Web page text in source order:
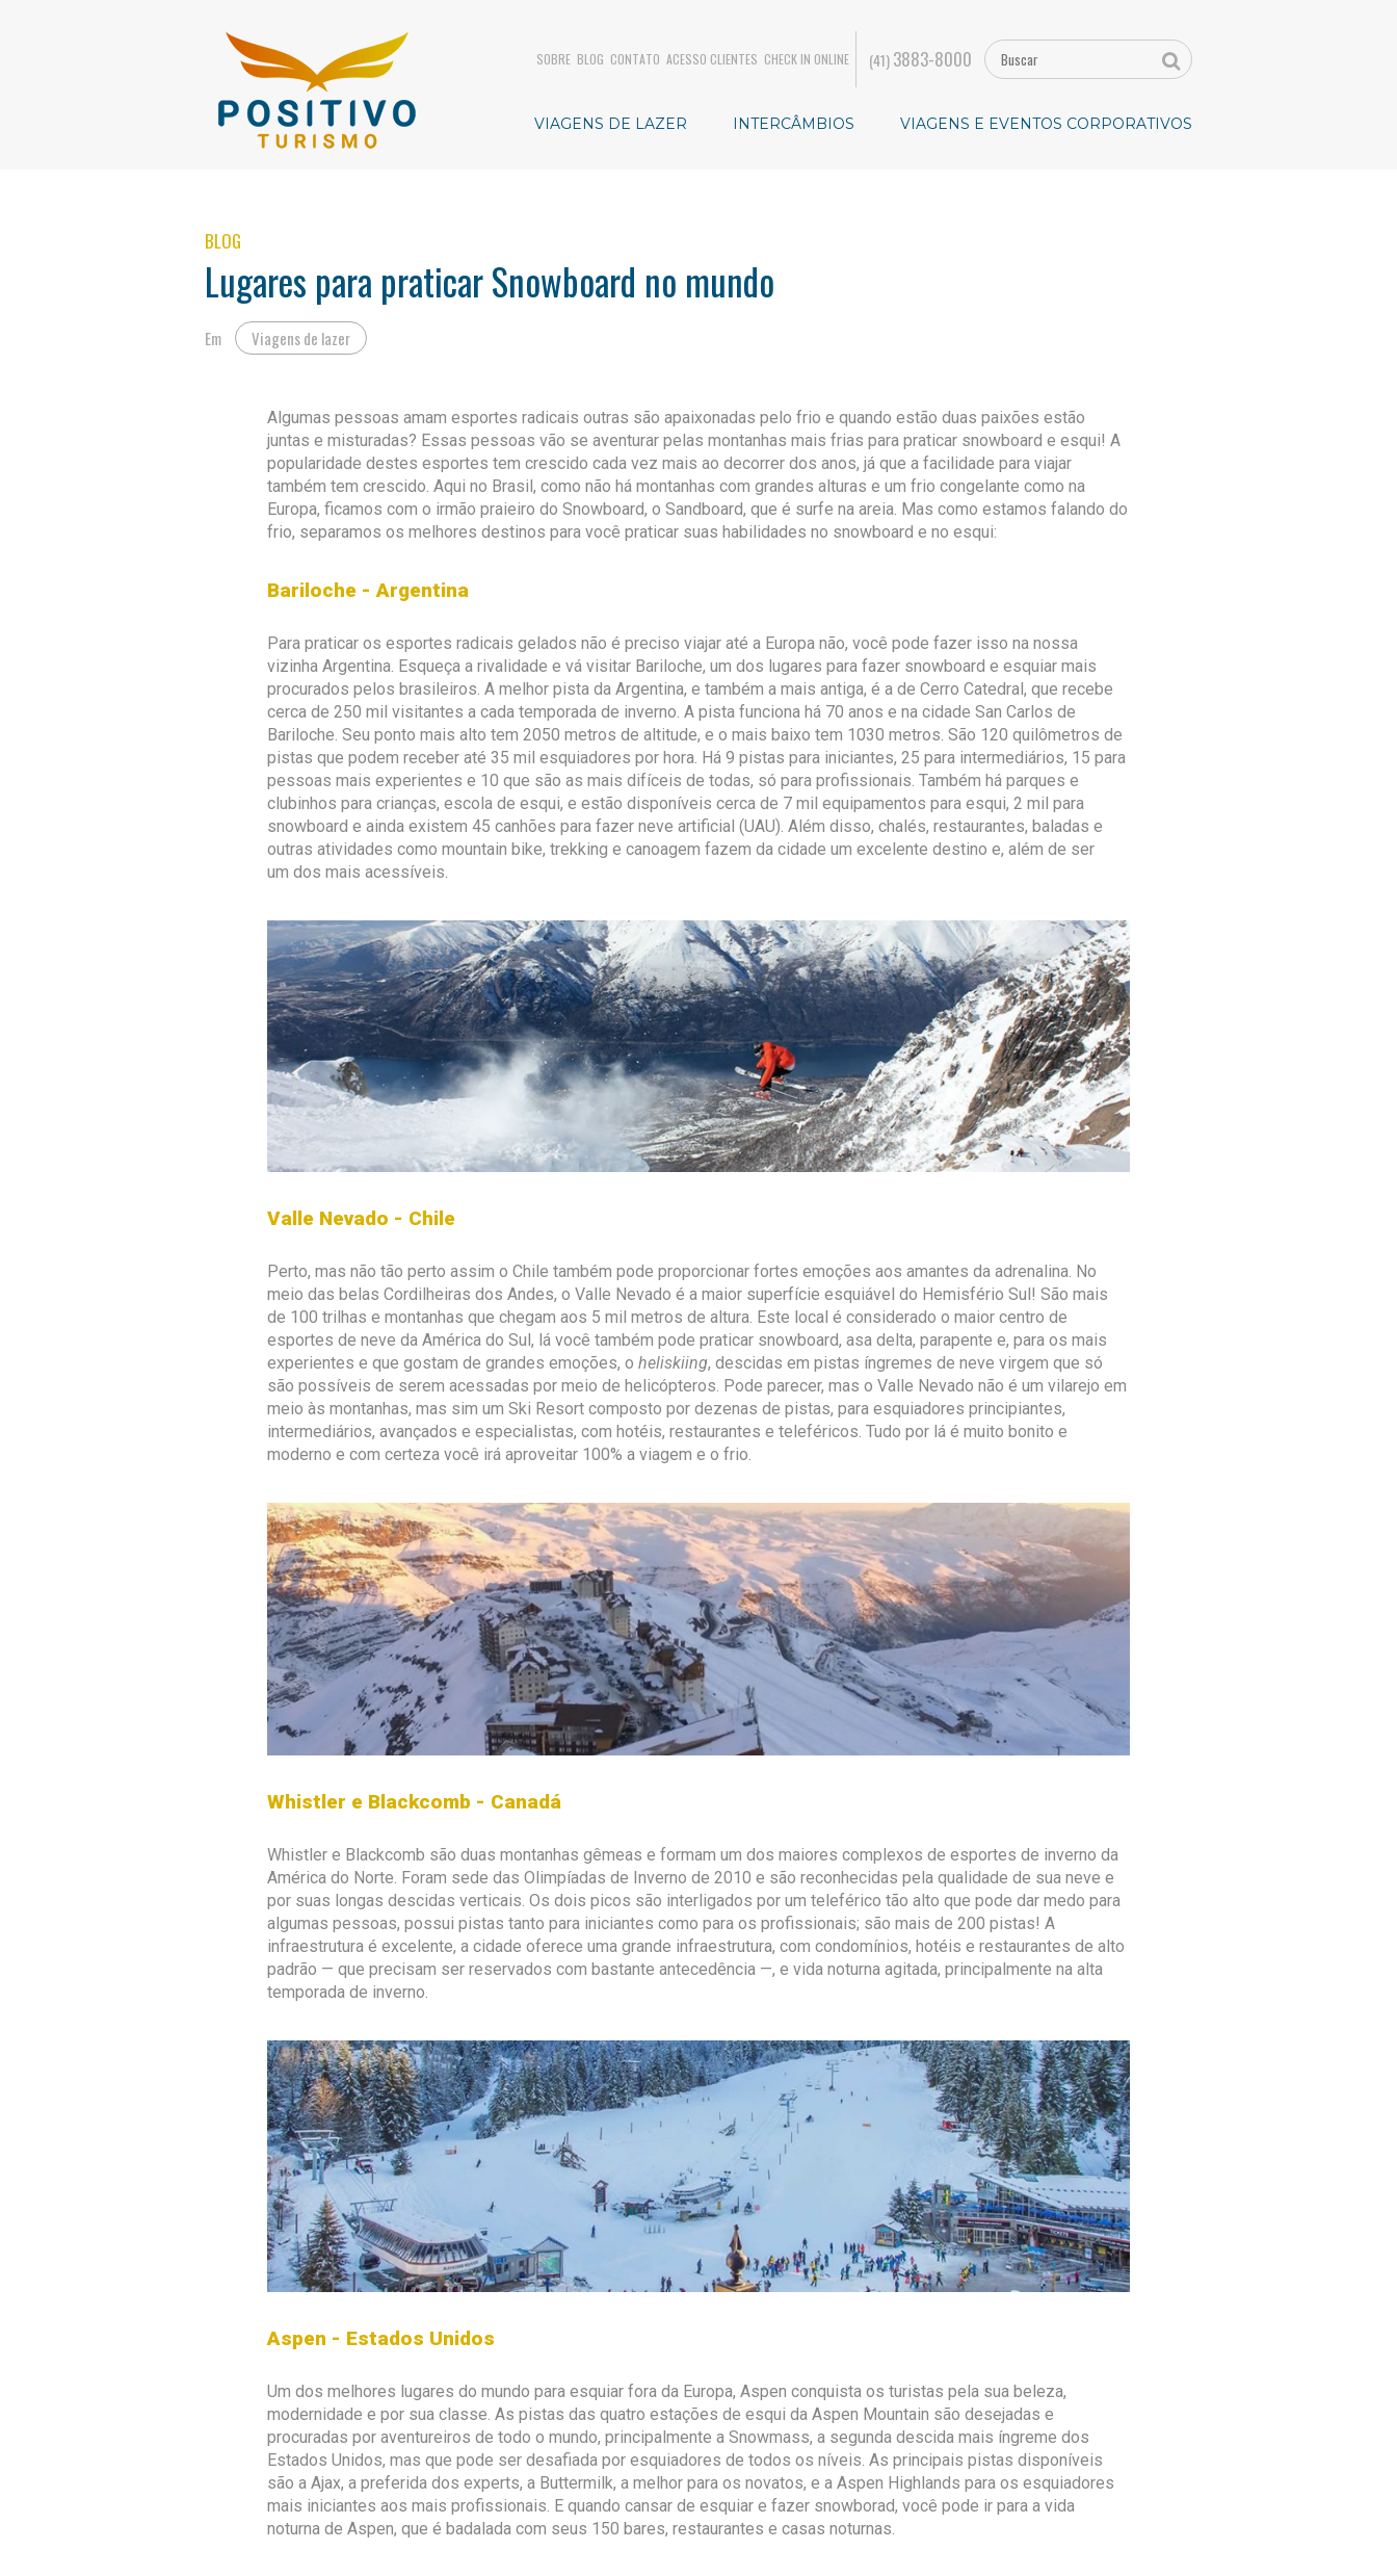
SOBRE BLOG CONTATO ACESSO CLIENTES CHECK IN ONLINE (41)3883-8000
VIAGENS DE LAZER INTERCÂMBIOS VIAGENS E EVENTOS CORPORATIVOS
BLOG
Lugares para praticar Snowboard no mundo
Em Viagens de lazer
Algumas pessoas amam esportes radicais outras são apaixonadas pelo frio e quando estão duas paixões estão
juntas e misturadas? Essas pessoas vão se aventurar pelas montanhas mais frias para praticar snowboard e esqui! A
popularidade destes esportes tem crescido cada vez mais ao decorrer dos anos, já que a facilidade para viajar
também tem crescido. Aqui no Brasil, como não há montanhas com grandes alturas e um frio congelante como na
Europa, ficamos com o irmão praieiro do Snowboard, o Sandboard, que é surfe na areia. Mas como estamos falando do
frio, separamos os melhores destinos para você praticar suas habilidades no snowboard e no esqui:
Bariloche - Argentina
Para praticar os esportes radicais gelados não é preciso viajar até a Europa não, você pode fazer isso na nossa
vizinha Argentina. Esqueça a rivalidade e vá visitar Bariloche, um dos lugares para fazer snowboard e esquiar mais
procurados pelos brasileiros. A melhor pista da Argentina, e também a mais antiga, é a de Cerro Catedral, que recebe
cerca de 250 mil visitantes a cada temporada de inverno. A pista funciona há 70 anos e na cidade San Carlos de
Bariloche. Seu ponto mais alto tem 2050 metros de altitude, e o mais baixo tem 1030 metros. São 120 quilômetros de
pistas que podem receber até 35 mil esquiadores por hora. Há 9 pistas para iniciantes, 25 para intermediários, 15 para
pessoas mais experientes e 10 que são as mais difíceis de todas, só para profissionais. Também há parques e
clubinhos para crianças, escola de esqui, e estão disponíveis cerca de 7 mil equipamentos para esqui, 2 mil para
snowboard e ainda existem 45 canhões para fazer neve artificial (UAU). Além disso, chalés, restaurantes, baladas e
outras atividades como mountain bike, trekking e canoagem fazem da cidade um excelente destino e, além de ser
um dos mais acessíveis.
Valle Nevado - Chile
Perto, mas não tão perto assim o Chile também pode proporcionar fortes emoções aos amantes da adrenalina. No
meio das belas Cordilheiras dos Andes, o Valle Nevado é a maior superfície esquiável do Hemisfério Sul! São mais
de 100 trilhas e montanhas que chegam aos 5 mil metros de altura. Este local é considerado o maior centro de
esportes de neve da América do Sul, lá você também pode praticar snowboard, asa delta, parapente e, para os mais
experientes e que gostam de grandes emoções, o heliskiing, descidas em pistas íngremes de neve virgem que só
são possíveis de serem acessadas por meio de helicópteros. Pode parecer, mas o Valle Nevado não é um vilarejo em
meio às montanhas, mas sim um Ski Resort composto por dezenas de pistas, para esquiadores principiantes,
intermediários, avançados e especialistas, com hotéis, restaurantes e teleféricos. Tudo por lá é muito bonito e
moderno e com certeza você irá aproveitar 100% a viagem e o frio.
Whistler e Blackcomb - Canadá
Whistler e Blackcomb são duas montanhas gêmeas e formam um dos maiores complexos de esportes de inverno da
América do Norte. Foram sede das Olimpíadas de Inverno de 2010 e são reconhecidas pela qualidade de sua neve e
por suas longas descidas verticais. Os dois picos são interligados por um teleférico tão alto que pode dar medo para
algumas pessoas, possui pistas tanto para iniciantes como para os profissionais; são mais de 200 pistas! A
infraestrutura é excelente, a cidade oferece uma grande infraestrutura, com condomínios, hotéis e restaurantes de alto
padrão — que precisam ser reservados com bastante antecedência —, e vida noturna agitada, principalmente na alta
temporada de inverno.
Aspen - Estados Unidos
Um dos melhores lugares do mundo para esquiar fora da Europa, Aspen conquista os turistas pela sua beleza,
modernidade e por sua classe. As pistas das quatro estações de esqui da Aspen Mountain são desejadas e
procuradas por aventureiros de todo o mundo, principalmente a Snowmass, a segunda descida mais íngreme dos
Estados Unidos, mas que pode ser desafiada por esquiadores de todos os níveis. As principais pistas disponíveis
são a Ajax, a preferida dos experts, a Buttermilk, a melhor para os novatos, e a Aspen Highlands para os esquiadores
mais iniciantes aos mais profissionais. E quando cansar de esquiar e fazer snowborad, você pode ir para a vida
noturna de Aspen, que é badalada com seus 150 bares, restaurantes e casas noturnas.